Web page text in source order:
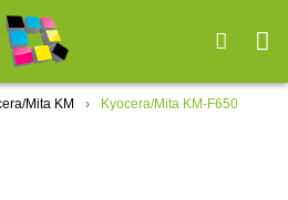
Mita KM Kyocera/Mita KM-F650